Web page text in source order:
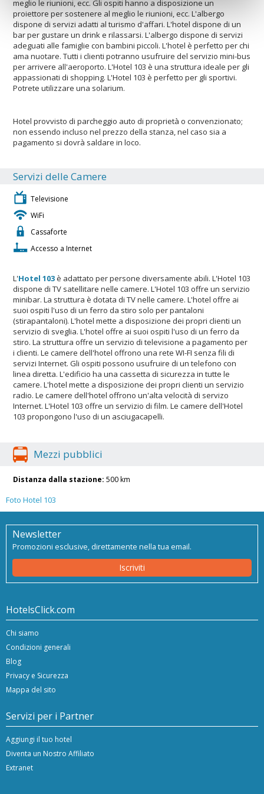
meglio le riunioni, ecc. Gli ospiti hanno a disposizione un
proiettore per sostenere al meglio le riunioni, ecc. L'albergo
dispone di servizi adatti al turismo d'affari. L'hotel dispone di un
bar per gustare un drink e rilassarsi. L'albergo dispone di servizi
adeguati alle famiglie con bambini piccoli. L'hotel è perfetto per chi
ama nuotare. Tutti i clienti potranno usufruire del servizio mini-bus
per arrivere all'aeroporto. L'Hotel 103 è una struttura ideale per gli
appassionati di shopping. L'Hotel 103 è perfetto per gli sportivi.
Potrete utilizzare una solarium.
Hotel provvisto di parcheggio auto di proprietà o convenzionato;
non essendo incluso nel prezzo della stanza, nel caso sia a
pagamento si dovrà saldare in loco.
Servizi delle Camere
Televisione
WiFi
Cassaforte
Accesso a Internet
L'Hotel 103è adattato per persone diversamente abili. L'Hotel 103
dispone di TV satellitare nelle camere. L'Hotel 103 offre un servizio
minibar. La struttura è dotata di TV nelle camere. L'hotel offre ai
suoi ospiti l'uso di un ferro da stiro solo per pantaloni
(stirapantaloni). L'hotel mette a disposizione dei propri clienti un
servizio di sveglia. L'hotel offre ai suoi ospiti l'uso di un ferro da
stiro. La struttura offre un servizio di televisione a pagamento per
i clienti. Le camere dell'hotel offrono una rete WI-FI senza fili di
servizi Internet. Gli ospiti possono usufruire di un telefono con
linea diretta. L'edificio ha una cassetta di sicurezza in tutte le
camere. L'hotel mette a disposizione dei propri clienti un servizio
radio. Le camere dell'hotel offrono un'alta velocità di servizo
Internet. L'Hotel 103 offre un servizio di film. Le camere dell'Hotel
103 propongono l'uso di un asciugacapelli.
Mezzi pubblici
Distanza dalla stazione: 500 km
Foto Hotel 103
Newsletter
Promozioni esclusive, direttamente nella tua email.
Iscriviti
HotelsClick.com
Chi siamo
Condizioni generali
Blog
Privacy e Sicurezza
Mappa del sito
Servizi per i Partner
Aggiungi il tuo hotel
Diventa un Nostro Affiliato
Extranet